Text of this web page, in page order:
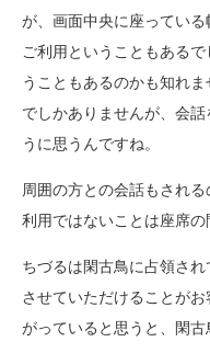
が、画面中央に座ってい
ご利用ということもある
うこともあるのかも知れ
でしかありませんが、会
うに思うんですね。
周囲の方との会話もされ
利用ではないことは座席の
ちづるは閑古鳥に占領さ
させていただけることが
がっていると思うと、閑古